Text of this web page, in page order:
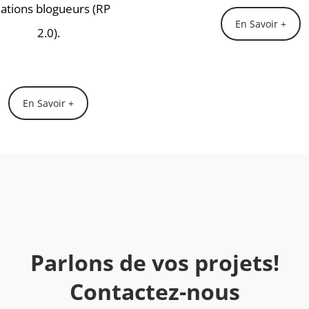
blogueurs (RP
2.0).
En Savoir +
En Savoir +
Parlons de vos projets!
Contactez-nous